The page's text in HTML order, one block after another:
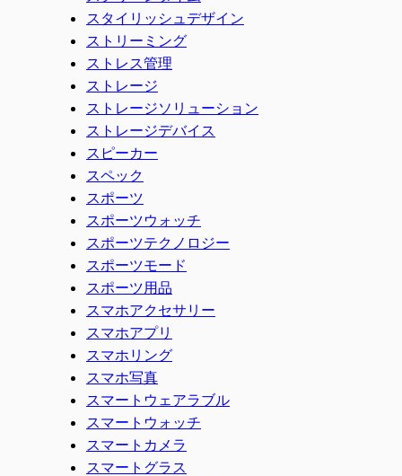
スタイリッシュデザイン
ストリーミング
ストレス管理
ストレージ
ストレージソリューション
ストレージデバイス
スピーカー
スペック
スポーツ
スポーツウォッチ
スポーツテクノロジー
スポーツモード
スポーツ用品
スマホアクセサリー
スマホアプリ
スマホリング
スマホ写真
スマートウェアラブル
スマートウォッチ
スマートカメラ
スマートグラス